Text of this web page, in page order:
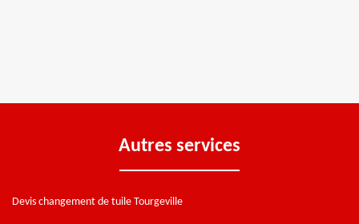
Autres services
Devis changement de tuile Tourgeville